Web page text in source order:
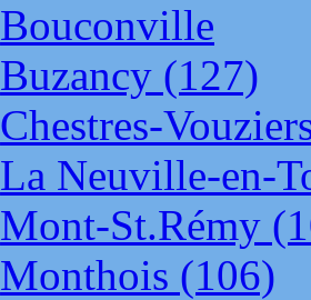
Bouconville
Buzancy (127)
Chestres-
La Neuville-en-
Mont-St.Rémy
Monthois (106)